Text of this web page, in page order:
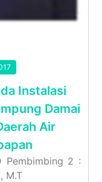
Instalasi
Damai
Air
Pembimbing 2 :
M.T